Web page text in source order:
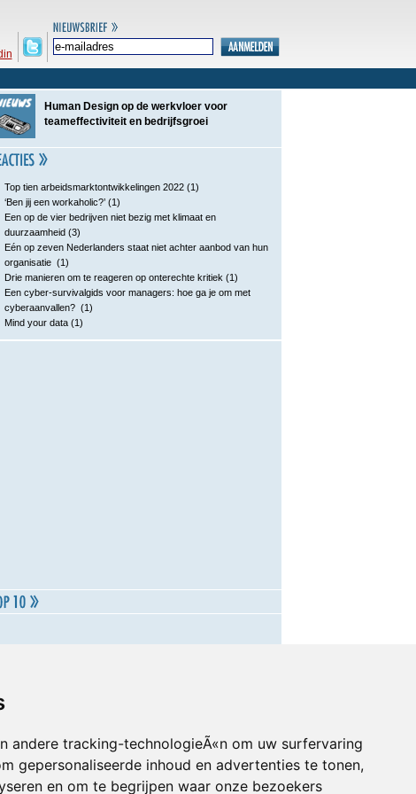
andere tracking-technologieÃ«n om uw surfervaring
gepersonaliseerde inhoud en advertenties te tonen,
en om te begrijpen waar onze bezoekers
Human Design op de werkvloer voor
teameffectiviteit en bedrijfsgroei
Top tien arbeidsmarktontwikkelingen 2022 (1)
‘Ben jij een workaholic?’ (1)
Een op de vier bedrijven niet bezig met klimaat en
duurzaamheid (3)
Eén op zeven Nederlanders staat niet achter aanbod van hun
organisatie (1)
Drie manieren om te reageren op onterechte kritiek (1)
Een cyber-survivalgids voor managers: hoe ga je om met
cyberaanvallen? (1)
Mind your data (1)